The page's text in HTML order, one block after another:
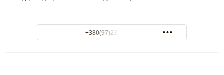
+380(97)235-53-50